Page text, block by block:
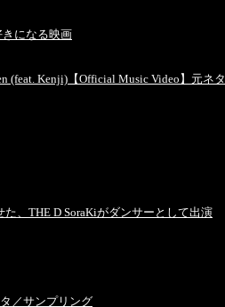
になる映画
(feat. Kenji)【Official Music Video】元ネタ
、THE D SoraKiがダンサーとして出演
／サンプリング